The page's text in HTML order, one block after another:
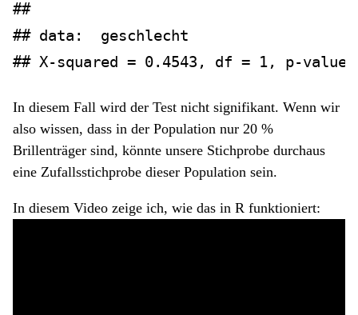
##
## data:  geschlecht
## X-squared = 0.4543, df = 1, p-value
In diesem Fall wird der Test nicht signifikant. Wenn wir
also wissen, dass in der Population nur 20 %
Brillenträger sind, könnte unsere Stichprobe durchaus
eine Zufallsstichprobe dieser Population sein.
In diesem Video zeige ich, wie das in R funktioniert: